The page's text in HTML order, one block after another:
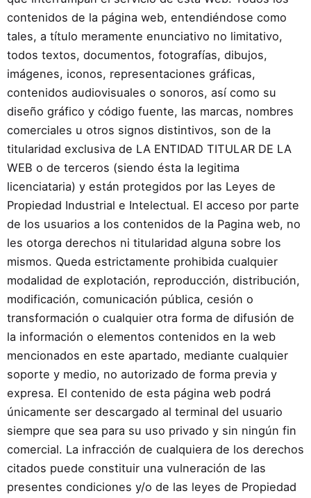
contenidos de la página web, entendiéndose como
tales, a título meramente enunciativo no limitativo,
todos textos, documentos, fotografías, dibujos,
imágenes, iconos, representaciones gráficas,
contenidos audiovisuales o sonoros, así como su
diseño gráfico y código fuente, las marcas, nombres
comerciales u otros signos distintivos, son de la
titularidad exclusiva de LA ENTIDAD TITULAR DE LA
WEB o de terceros (siendo ésta la legitima
licenciataria) y están protegidos por las Leyes de
Propiedad Industrial e Intelectual. El acceso por parte
de los usuarios a los contenidos de la Pagina web, no
les otorga derechos ni titularidad alguna sobre los
mismos. Queda estrictamente prohibida cualquier
modalidad de explotación, reproducción, distribución,
modificación, comunicación pública, cesión o
transformación o cualquier otra forma de difusión de
la información o elementos contenidos en la web
mencionados en este apartado, mediante cualquier
soporte y medio, no autorizado de forma previa y
expresa. El contenido de esta página web podrá
únicamente ser descargado al terminal del usuario
siempre que sea para su uso privado y sin ningún fin
comercial. La infracción de cualquiera de los derechos
citados puede constituir una vulneración de las
presentes condiciones y/o de las leyes de Propiedad